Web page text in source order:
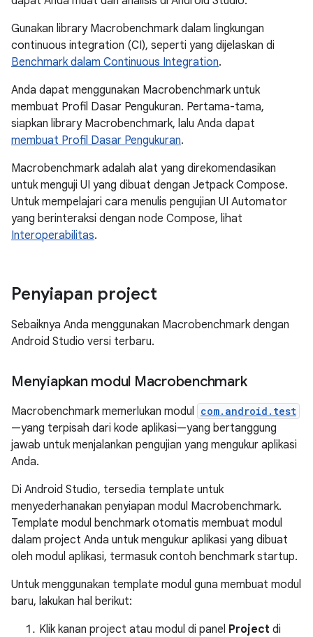
Gunakan library Macrobenchmark dalam lingkungan
continuous integration (CI), seperti yang dijelaskan di
Benchmark dalam Continuous Integration.
Anda dapat menggunakan Macrobenchmark untuk
membuat Profil Dasar Pengukuran. Pertama-tama,
siapkan library Macrobenchmark, lalu Anda dapat
membuat Profil Dasar Pengukuran.
Macrobenchmark adalah alat yang direkomendasikan
untuk menguji UI yang dibuat dengan Jetpack Compose.
Untuk mempelajari cara menulis pengujian UI Automator
yang berinteraksi dengan node Compose, lihat
Interoperabilitas.
Penyiapan project
Sebaiknya Anda menggunakan Macrobenchmark dengan
Android Studio versi terbaru.
Menyiapkan modul Macrobenchmark
Macrobenchmark memerlukan modul com.android.test
—yang terpisah dari kode aplikasi—yang bertanggung
jawab untuk menjalankan pengujian yang mengukur aplikasi
Anda.
Di Android Studio, tersedia template untuk
menyederhanakan penyiapan modul Macrobenchmark.
Template modul benchmark otomatis membuat modul
dalam project Anda untuk mengukur aplikasi yang dibuat
oleh modul aplikasi, termasuk contoh benchmark startup.
Untuk menggunakan template modul guna membuat modul
baru, lakukan hal berikut:
Klik kanan project atau modul di panel Project di